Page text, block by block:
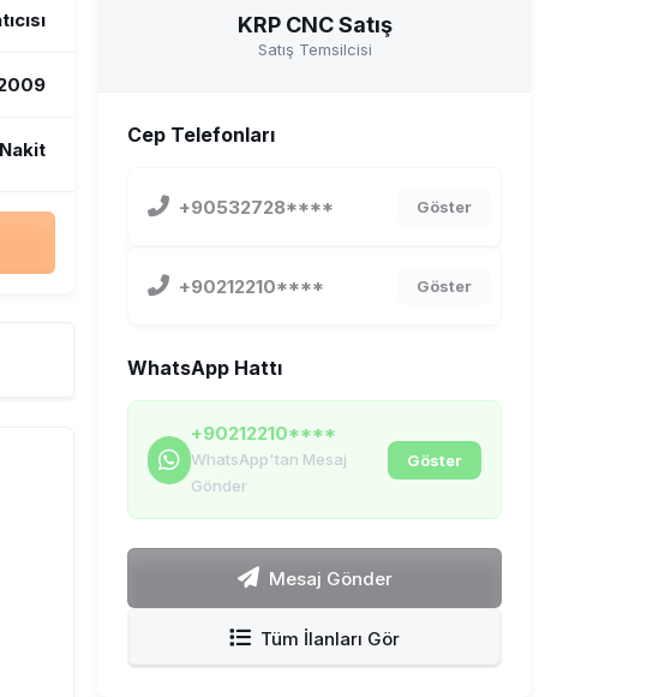
Nakit
KRP CNC Satış
Satış Temsilcisi
Cep Telefonları
+90532728**** Göster
+90212210**** Göster
WhatsApp Hattı
+90212210****
WhatsApp'tan Mesaj
Gönder
Göster
Mesaj Gönder
Tüm İlanları Gör